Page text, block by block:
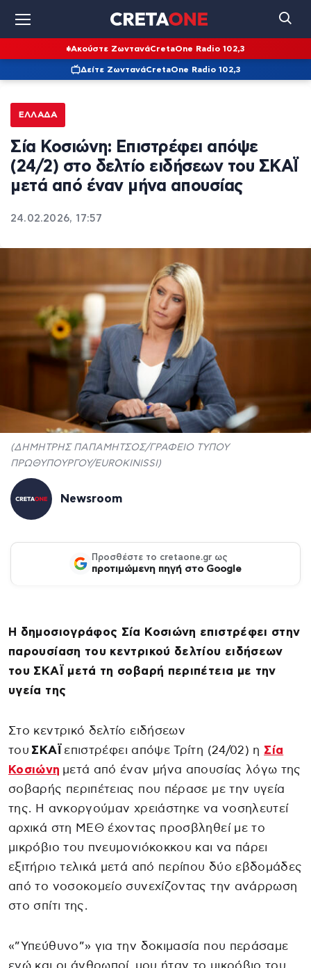
Ακούστε ΖωντανάCretaOne Radio 102,3
Δείτε ΖωντανάCretaOne Radio 102,3
ΕΛΛΆΔΑ
Σία Κοσιώνη: Επιστρέφει απόψε
(24/2) στο δελτίο ειδήσεων του ΣΚΑΪ
μετά από έναν μήνα απουσίας
24.02.2026, 17:57
(ΔΗΜΗΤΡΗΣ ΠΑΠΑΜΗΤΣΟΣ/ΓΡΑΦΕΙΟ ΤΥΠΟΥ
ΠΡΩΘΥΠΟΥΡΓΟΥ/EUROKINISSI)
Newsroom
Προσθέστε το cretaone.gr ως
προτιμώμενη πηγή στο Google
Η δημοσιογράφος Σία Κοσιώνη επιστρέφει στην
παρουσίαση του κεντρικού δελτίου ειδήσεων
του ΣΚΑΪ μετά τη σοβαρή περιπέτεια με την
υγεία της
Στο κεντρικό δελτίο ειδήσεων
του ΣΚΑΪ επιστρέφει απόψε Τρίτη (24/02) η Σία
Κοσιώνη μετά από έναν μήνα απουσίας λόγω της
σοβαρής περιπέτειας που πέρασε με την υγεία
της. Η ανκοργούμαν χρειάστηκε να νοσηλευτεί
αρχικά στη ΜΕΘ έχοντας προσβληθεί με το
μικρόβιο του πνευμονιόκοκκου και να πάρει
εξιτήριο τελικά μετά από περίπου δύο εβδομάδες
από το νοσοκομείο συνεχίζοντας την ανάρρωση
στο σπίτι της.
«”Υπεύθυνο”» για την δοκιμασία που περάσαμε
εγώ και οι άνθρωποί μου ήταν το μικρόβιο του